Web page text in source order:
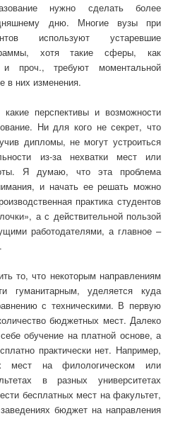
нужно сделать более
дню. Многие вузы при
используют устаревшие
хотя такие сферы, как
и проч., требуют моментальной
в них изменения.
перспективы и возможности
Ни для кого не секрет, что
дипломы, не могут устроиться
из-за нехватки мест или
Я думаю, что эта проблема
и начать ее решать можно
практика студентов
а с действительной пользой
работодателями, а главное –
то, что некоторым направлениям
гуманитарным, уделяется куда
с техническими. В первую
бюджетных мест. Далеко
обучение на платной основе, а
практически нет. Например,
мест на филологическом или
в разных университетах
бесплатных мест на факультет,
бюджет на направления